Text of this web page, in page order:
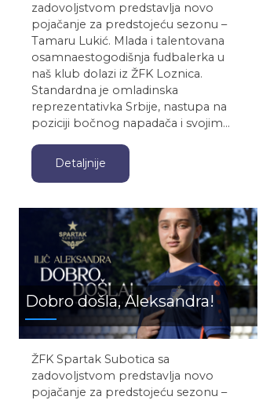
zadovoljstvom predstavlja novo
pojačanje za predstojeću sezonu –
Tamaru Lukić. Mlada i talentovana
osamnaestogodišnja fudbalerka u
naš klub dolazi iz ŽFK Loznica.
Standardna je omladinska
reprezentativka Srbije, nastupa na
poziciji bočnog napadača i svojim…
Detaljnije
Dobro došla, Aleksandra!
ŽFK Spartak Subotica sa
zadovoljstvom predstavlja novo
pojačanje za predstojeću sezonu –